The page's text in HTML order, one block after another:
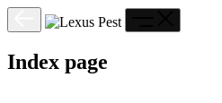
Index page